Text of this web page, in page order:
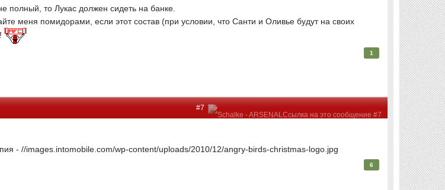
полный, то Лукас должен сидеть на банке.
меня помидорами, если этот состав (при условии, что Санти и Оливье будут на своих
1
#7
- //images.intomobile.com/wp-content/uploads/2010/12/angry-birds-christmas-logo.jpg
6